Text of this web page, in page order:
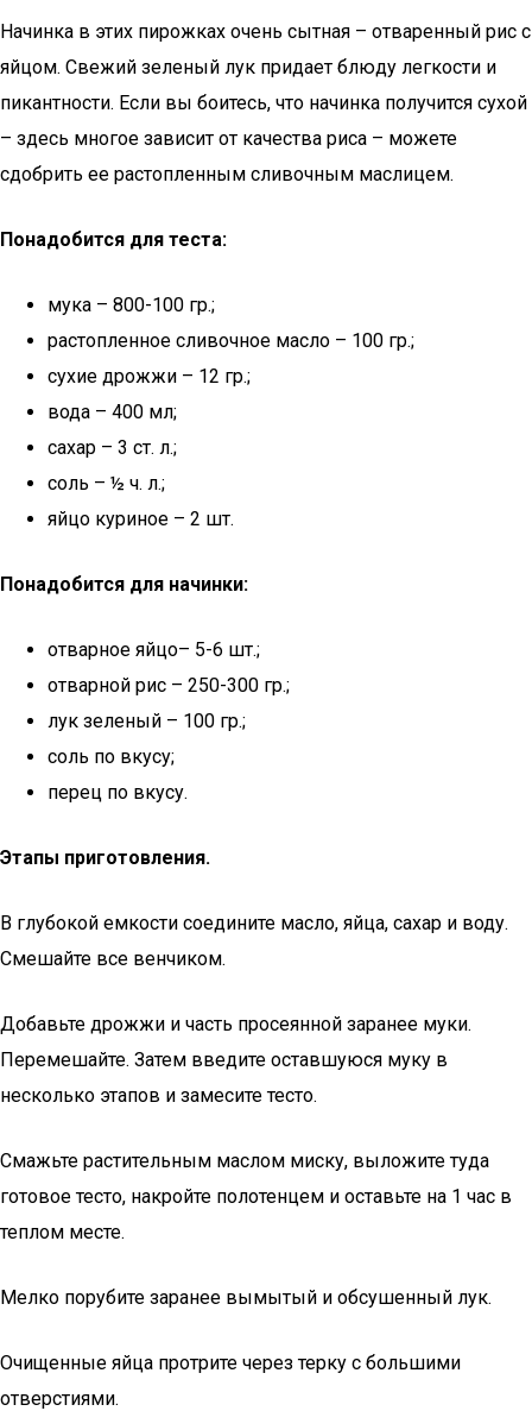
Начинка в этих пирожках очень сытная – отваренный рис с
яйцом. Свежий зеленый лук придает блюду легкости и
пикантности. Если вы боитесь, что начинка получится сухой
– здесь многое зависит от качества риса – можете
сдобрить ее растопленным сливочным маслицем.
Понадобится для теста:
мука – 800-100 гр.;
растопленное сливочное масло – 100 гр.;
сухие дрожжи – 12 гр.;
вода – 400 мл;
сахар – 3 ст. л.;
соль – ½ ч. л.;
яйцо куриное – 2 шт.
Понадобится для начинки:
отварное яйцо– 5-6 шт.;
отварной рис – 250-300 гр.;
лук зеленый – 100 гр.;
соль по вкусу;
перец по вкусу.
Этапы приготовления.
В глубокой емкости соедините масло, яйца, сахар и воду.
Смешайте все венчиком.
Добавьте дрожжи и часть просеянной заранее муки.
Перемешайте. Затем введите оставшуюся муку в
несколько этапов и замесите тесто.
Смажьте растительным маслом миску, выложите туда
готовое тесто, накройте полотенцем и оставьте на 1 час в
теплом месте.
Мелко порубите заранее вымытый и обсушенный лук.
Очищенные яйца протрите через терку с большими
отверстиями.